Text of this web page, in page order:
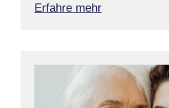
Erfahre mehr